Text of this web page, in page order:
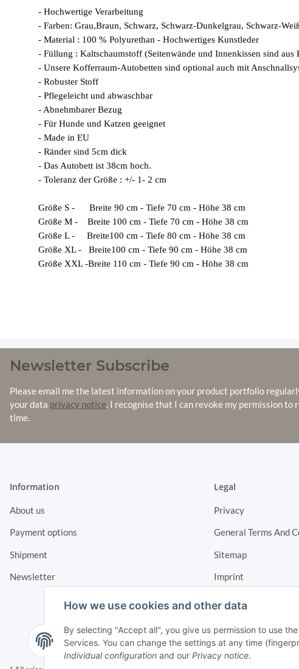
How we use cookies and other data
By selecting "Accept all", you give us permission to use
Services. You can change the settings at any time
Individual configuration and our Privacy notice.
- Hochwertige Verarbeitung
- Farben: Grau,Braun, Schwarz, Schwarz-Dunkelgrau, Schwarz-
- Material : 100 % Polyurethan - Hochwertiges Kunstleder
- Füllung : Kaltschaumstoff (Seitenwände und Innenkissen sind
- Unsere Kofferraum-Autobetten sind optional auch mit
- Robuster Stoff
- Pflegeleicht und abwaschbar
- Abnehmbarer Bezug
- Für Hunde und Katzen geeignet
- Made in EU
- Ränder sind 5cm dick
- Das Autobett ist 38cm hoch.
- Toleranz der Größe : +/- 1- 2 cm
Größe S - Breite 90 cm - Tiefe 70 cm - Höhe 38 cm
Größe M - Breite 100 cm - Tiefe 70 cm - Höhe 38 cm
Größe L - Breite100 cm - Tiefe 80 cm - Höhe 38 cm
Größe XL - Breite100 cm - Tiefe 90 cm - Höhe 38 cm
Größe XXL -Breite 110 cm - Tiefe 90 cm - Höhe 38 cm
Newsletter Subscribe
Please email me the latest information on your product portfolio
your data privacy notice . I recognise that I can revoke my permission to
time.
Information
About us
Payment options
Shipment
Newsletter
Legal
Privacy
General Terms And
Sitemap
Imprint